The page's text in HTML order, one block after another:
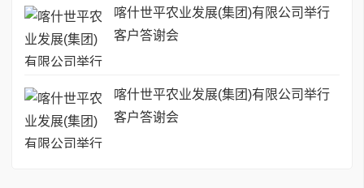
喀什世平农业发展(集团)有限公司举行
客户答谢会
喀什世平农业发展(集团)有限公司举行
客户答谢会